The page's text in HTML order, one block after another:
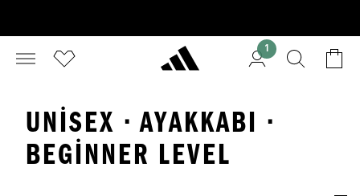
1
UNISEX · AYAKKABI ·
BEGINNER LEVEL